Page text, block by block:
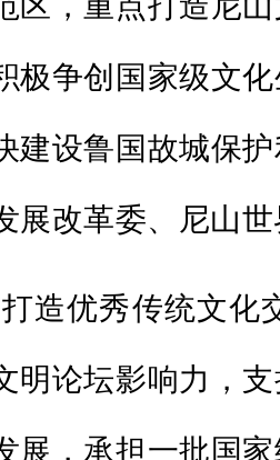
极争创国家级文
建设鲁国故城保
展改革委、尼山
造优秀传统文化
明论坛影响力，
展，承担一批国